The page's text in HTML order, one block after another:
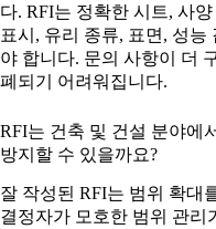
다. RFI는 정확한 시트, 사
표시, 유리 종류, 표면, 성능
야 합니다. 문의 사항이 더
폐되기 어려워집니다.
RFI는 건축 및 건설 분야에
방지할 수 있을까요?
잘 작성된 RFI는 범위 확대
결정자가 모호한 범위 관리